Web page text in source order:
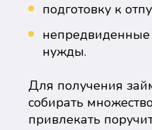
подготовку к
нужды.
Для получения
собирать
привлекать